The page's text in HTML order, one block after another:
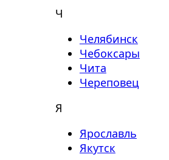
Ч
Челябинск
Чебоксары
Чита
Череповец
Я
Ярославль
Якутск